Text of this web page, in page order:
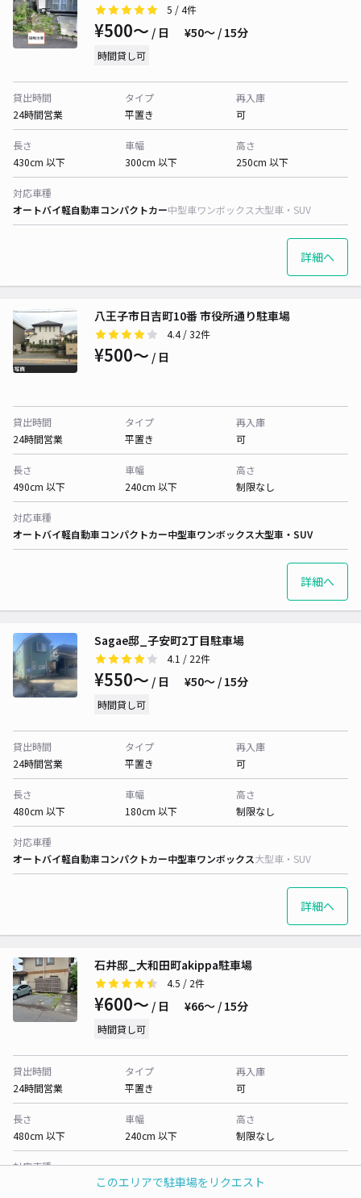
このエリアで駐車場をリクエスト
5 / 4件
¥500〜 / 日 ¥50〜 / 15分
時間貸し可
貸出時間
24時間営業
タイプ
平置き
再入庫
可
長さ
430cm 以下
車幅
300cm 以下
高さ
250cm 以下
対応車種
オートバイ軽自動車コンパクトカー中型車ワンボックス大型車・SUV
詳細へ
八王子市日吉町10番 市役所通り駐車場
4.4/ 32件
¥500〜 / 日
貸出時間
24時間営業
タイプ
平置き
再入庫
可
長さ
490cm 以下
車幅
240cm 以下
高さ
制限なし
対応車種
オートバイ軽自動車コンパクトカー中型車ワンボックス大型車・SUV
詳細へ
Sagae邸_子安町2丁目駐車場
4.1 / 22件
¥550〜 / 日 ¥50〜 / 15分
時間貸し可
貸出時間
24時間営業
タイプ
平置き
再入庫
可
長さ
480cm 以下
車幅
180cm 以下
高さ
制限なし
対応車種
オートバイ軽自動車コンパクトカー中型車ワンボックス大型車・SUV
詳細へ
石井邸_大和田町akippa駐車場
4.5 / 2件
¥600〜 / 日 ¥66〜 / 15分
時間貸し可
貸出時間
24時間営業
タイプ
平置き
再入庫
可
長さ
480cm 以下
車幅
240cm 以下
高さ
制限なし
対応車種
軽自動車コンパクトカー中型車ワンボックス 大型車・SUV